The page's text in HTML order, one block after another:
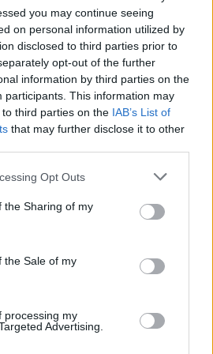
you may continue seeing
on personal information utilized by
disclosed to third parties prior to
opt-out of the further
information by third parties on the
participants. This information may
third parties on the IAB’s List of
that may further disclose it to other
Opt Outs
the Sharing of my
the Sale of my
processing my
Advertising.
на нафтените гиганти
НА ТРАМП ЗАВРИШИЈА
СУД - 25 држави
тужба
ПОСЛЕДНИ 7 ДЕНА
кажа што го мачи:
САКААТ ДА СЕ СУДИ
ОБЕДИНУВАЊЕ НА
СОЈУЗ
ДЕН И ЈАВНО
НА ФИЛИПЧЕ: